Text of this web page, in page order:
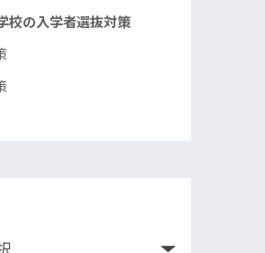
校の入学者選抜対策